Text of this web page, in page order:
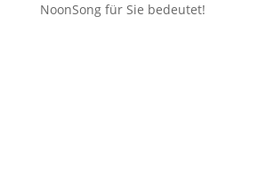
NoonSong für Sie bedeutet!